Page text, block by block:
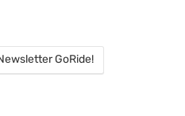
GoRide!